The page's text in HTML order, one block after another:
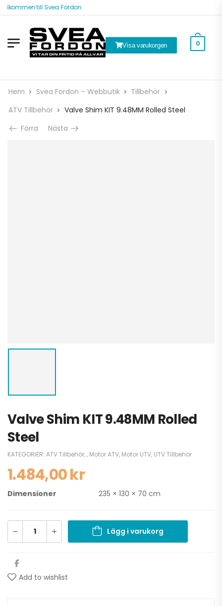
till Svea Fordon
Visa varukorgen 0
Hem Svea Fordon – Webbutik
Tillbehör
ATV Tillbehör
Valve Shim KIT 9.48MM Rolled Steel
Förra
Nästa
Valve Shim KIT 9.48MM Rolled
Steel
KATEGORIER: ATV Tillbehör,, Motor ATV, Motor UTV, UTV Tillbehör
1.484,00kr
Dimensioner 235 × 130 × 70 cm
Lägg i varukorg
Add to wishlist